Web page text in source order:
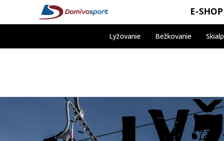
E-SHOP
Lyžovanie Bežkovanie Skialp